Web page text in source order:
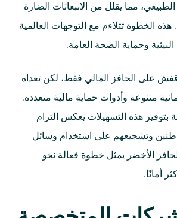
الطبيعي، مما يقلل من الانبعاثات الضارة
الخطوة تتلاءم مع التوجهات العالمية
وحماية الصحة العامة.
على الحافز المالي فقط، لكن تعداه
متنوعة وأدوات حماية مالية متعددة.
بتوفير هذه التسهيلات يعكس التزام
وتشجيعهم على استخدام وسائل
الأخضر يمثل خطوة فعالة نحو
أمانًا.